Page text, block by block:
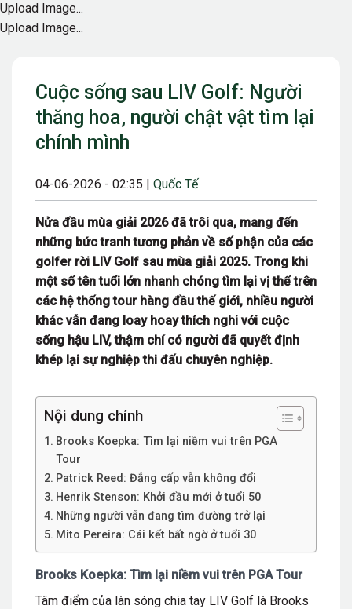
Cuộc sống sau LIV Golf: Người
thăng hoa, người chật vật tìm lại
chính mình
04-06-2026 - 02:35 | Quốc Tế
Nửa đầu mùa giải 2026 đã trôi qua, mang đến
những bức tranh tương phản về số phận của các
golfer rời LIV Golf sau mùa giải 2025. Trong khi
một số tên tuổi lớn nhanh chóng tìm lại vị thế trên
các hệ thống tour hàng đầu thế giới, nhiều người
khác vẫn đang loay hoay thích nghi với cuộc
sống hậu LIV, thậm chí có người đã quyết định
khép lại sự nghiệp thi đấu chuyên nghiệp.
Nội dung chính
Brooks Koepka: Tìm lại niềm vui trên PGA
Tour
Patrick Reed: Đẳng cấp vẫn không đổi
Henrik Stenson: Khởi đầu mới ở tuổi 50
Những người vẫn đang tìm đường trở lại
Mito Pereira: Cái kết bất ngờ ở tuổi 30
Brooks Koepka: Tìm lại niềm vui trên PGA Tour
Tâm điểm của làn sóng chia tay LIV Golf là Brooks
Upload Image...
Upload Image...